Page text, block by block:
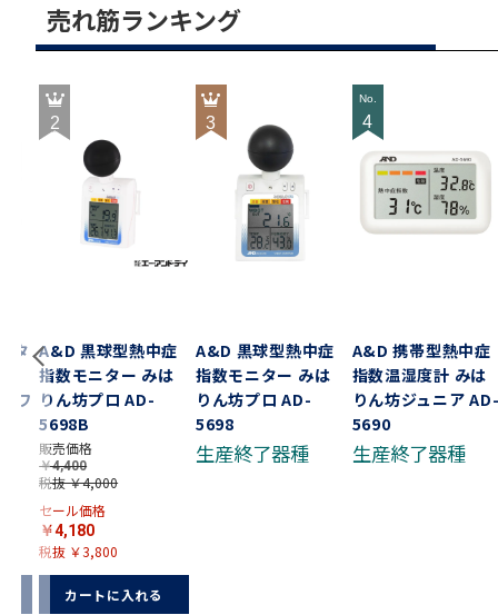
売れ筋ランキング
タ
ワ
2
A&D 黒球型熱中症
指数モニター みは
りん坊プロ AD-
5698B
販売価格
￥4,400
税抜 ￥4,000
セール価格
￥4,180
税抜 ￥3,800
カートに入れる
3
A&D 黒球型熱中症
指数モニター みは
りん坊プロ AD-
5698
生産終了器種
4
A&D 携帯型熱中症
指数温湿度計 みは
りん坊ジュニア AD-
5690
生産終了器種